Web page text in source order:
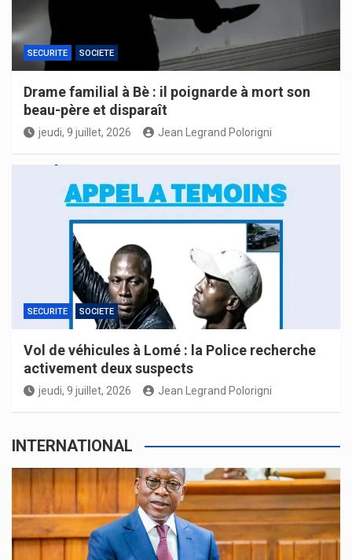
SECURITE SOCIETE
Drame familial à Bè : il poignarde à mort son
beau-père et disparaît
jeudi, 9 juillet, 2026 Jean Legrand Polorigni
SECURITE SOCIETE
Vol de véhicules à Lomé : la Police recherche
activement deux suspects
jeudi, 9 juillet, 2026 Jean Legrand Polorigni
INTERNATIONAL